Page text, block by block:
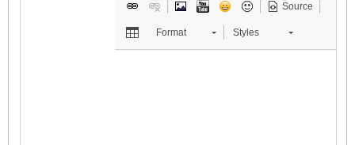
Source
Format Styles